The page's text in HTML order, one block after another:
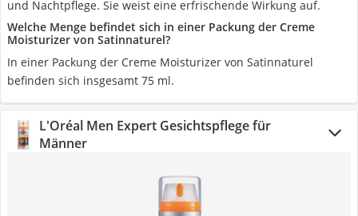
und Nachtpflege. Sie weist eine erfrischende Wirkung auf.
Welche Menge befindet sich in einer Packung der Creme
Moisturizer von Satinnaturel?
‎In einer Packung der Creme Moisturizer von Satinnaturel
befinden sich insgesamt 75 ml.
L'Oréal Men Expert Gesichtspflege für
Männer